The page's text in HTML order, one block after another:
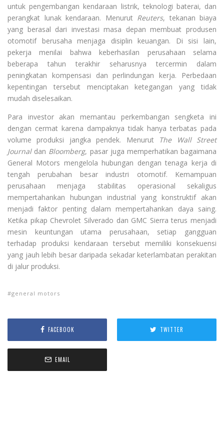
untuk pengembangan kendaraan listrik, teknologi baterai, dan
perangkat lunak kendaraan. Menurut Reuters, tekanan biaya
yang berasal dari investasi masa depan membuat produsen
otomotif berusaha menjaga disiplin keuangan. Di sisi lain,
pekerja menilai bahwa keberhasilan perusahaan selama
beberapa tahun terakhir seharusnya tercermin dalam
peningkatan kompensasi dan perlindungan kerja. Perbedaan
kepentingan tersebut menciptakan ketegangan yang tidak
mudah diselesaikan.
Para investor akan memantau perkembangan sengketa ini
dengan cermat karena dampaknya tidak hanya terbatas pada
volume produksi jangka pendek. Menurut The Wall Street
Journaldan Bloomberg, pasar juga memperhatikan bagaimana
General Motors mengelola hubungan dengan tenaga kerja di
tengah perubahan besar industri otomotif. Kemampuan
perusahaan menjaga stabilitas operasional sekaligus
mempertahankan hubungan industrial yang konstruktif akan
menjadi faktor penting dalam mempertahankan daya saing.
Ketika pikap Chevrolet Silverado dan GMC Sierra terus menjadi
mesin keuntungan utama perusahaan, setiap gangguan
terhadap produksi kendaraan tersebut memiliki konsekuensi
yang jauh lebih besar daripada sekadar keterlambatan perakitan
di jalur produksi.
general motors
FACEBOOK TWITTER
EMAIL